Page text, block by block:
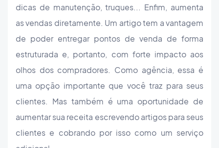
dicas de manutenção, truques... Enfim, aumenta
as vendas diretamente. Um artigo tem a vantagem
de poder entregar pontos de venda de forma
estruturada e, portanto, com forte impacto aos
olhos dos compradores. Como agência, essa é
uma opção importante que você traz para seus
clientes. Mas também é uma oportunidade de
aumentar sua receita escrevendo artigos para seus
clientes e cobrando por isso como um serviço